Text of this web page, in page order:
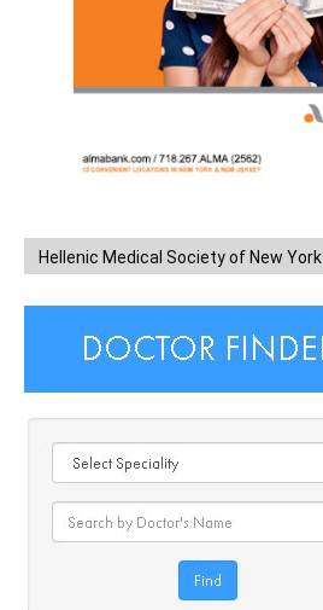
Hellenic Medical Society of New York